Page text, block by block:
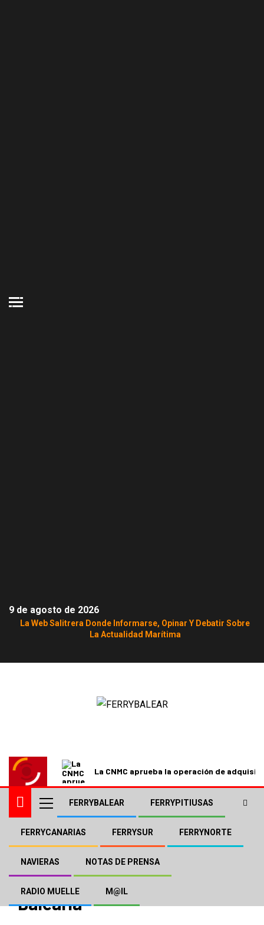
9 de agosto de 2026
La Web Salitrera Donde Informarse, Opinar Y Debatir Sobre
La Actualidad Marítima
La CNMC aprueba la operación de
FERRYBALEAR FERRYPITIUSAS
FERRYCANARIAS FERRYSUR FERRYNORTE
NAVIERAS NOTAS DE PRENSA
RADIO MUELLE M@IL
Armon inicia la construcción
del tercer super Fast para
Baleària